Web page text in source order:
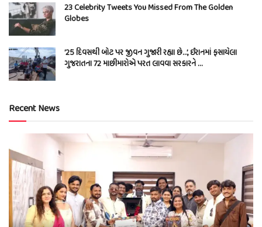
23 Celebrity Tweets You Missed From The Golden
Globes
’25 દિવસથી બોટ પર જીવન ગુજારી રહ્યા છે…’, ઈરાનમાં ફસાયેલા
ગુજરાતના 72 માછીમારોએ પરત લાવવા સરકારને …
Recent News